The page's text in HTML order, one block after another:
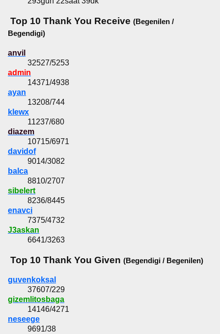
Top 10 Thank You Receive (Begenilen /
Begendigi)
anvil
32527/5253
admin
14371/4938
ayan
13208/744
klewx
11237/680
diazem
10715/6971
davidof
9014/3082
balca
8810/2707
sibelert
8236/8445
enavci
7375/4732
J3askan
6641/3263
Top 10 Thank You Given (Begendigi / Begenilen)
guvenkoksal
37607/229
gizemlitosbaga
14146/4271
neseege
9691/38